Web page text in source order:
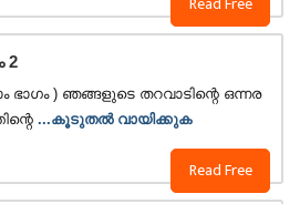
2
Read Free
ഭാഗം ) ഞങ്ങളുടെ തറവാടിന്റെ ഒന്നര
...കൂടുതൽ വായിക്കുക